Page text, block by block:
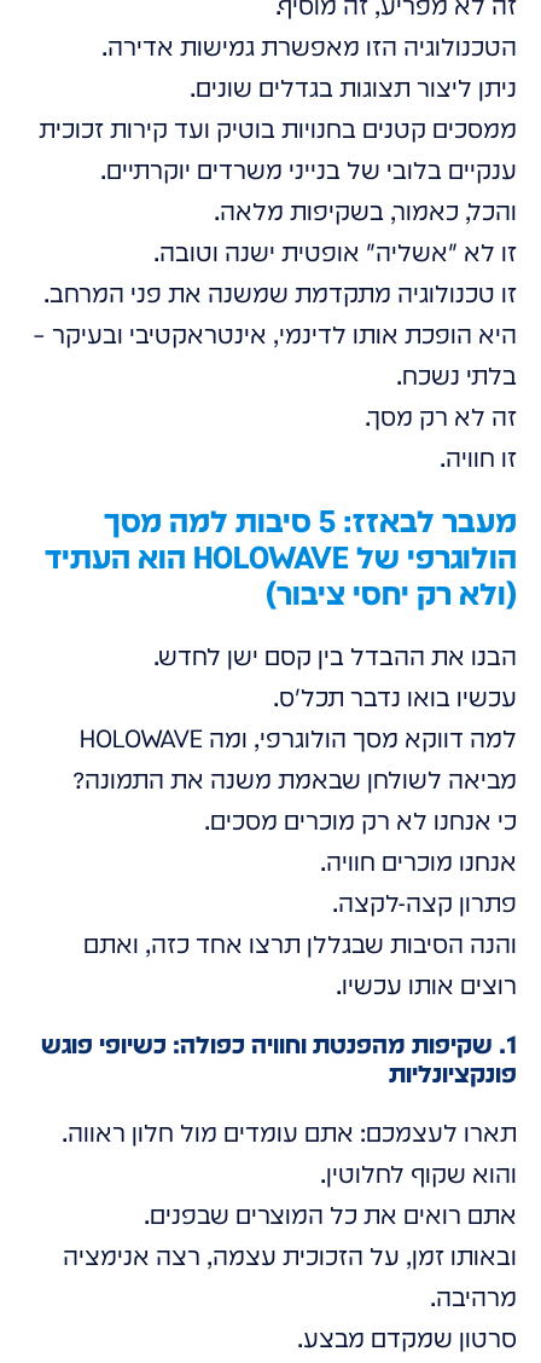
הטכנולוגיה הזו מאפשרת גמישות אדירה.
ניתן ליצור תצוגות בגדלים שונים.
ממסכים קטנים בחנויות בוטיק ועד קירות זכוכית
ענקיים בלובי של בנייני משרדים יוקרתיים.
והכל, כאמור, בשקיפות מלאה.
זו לא "אשליה" אופטית ישנה וטובה.
זו טכנולוגיה מתקדמת שמשנה את פני המרחב.
היא הופכת אותו לדינמי, אינטראקטיבי ובעיקר –
בלתי נשכח.
זה לא רק מסך.
זו חוויה.
מעבר לבאזז: 5 סיבות למה מסך
הולוגרפי של HOLOWAVE הוא העתיד
(ולא רק יחסי ציבור)
הבנו את ההבדל בין קסם ישן לחדש.
עכשיו בואו נדבר תכל'ס.
למה דווקא מסך הולוגרפי, ומה HOLOWAVE
מביאה לשולחן שבאמת משנה את התמונה?
כי אנחנו לא רק מוכרים מסכים.
אנחנו מוכרים חוויה.
פתרון קצה-לקצה.
והנה הסיבות שבגללן תרצו אחד כזה, ואתם
רוצים אותו עכשיו.
1. שקיפות מהפנטת וחוויה כפולה: כשיופי פוגש
פונקציונליות
תארו לעצמכם: אתם עומדים מול חלון ראווה.
והוא שקוף לחלוטין.
אתם רואים את כל המוצרים שבפנים.
ובאותו זמן, על הזכוכית עצמה, רצה אנימציה
מרהיבה.
סרטון שמקדם מבצע.